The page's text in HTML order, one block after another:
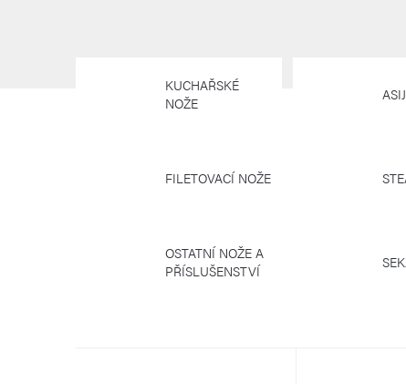
KUCHAŘSKÉ
NOŽE
FILETOVACÍ NOŽE
OSTATNÍ NOŽE A
PŘÍSLUŠENSTVÍ